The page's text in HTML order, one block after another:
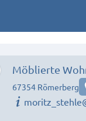
Möblierte
67354 Römerberg